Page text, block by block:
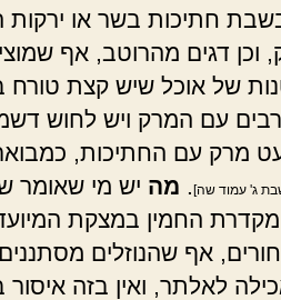
חתיכות בשר או ירקות
וכן דגים מהרוטב, אף
של אוכל שיש קצת
עם המרק ויש לחוש
מרק עם החתיכות,
שבת ג' עמוד שה] מה יש מי שאומר
מקדרת החמין במצקת
אף שהנוזלים
לאלתר, ואין בזה איסור